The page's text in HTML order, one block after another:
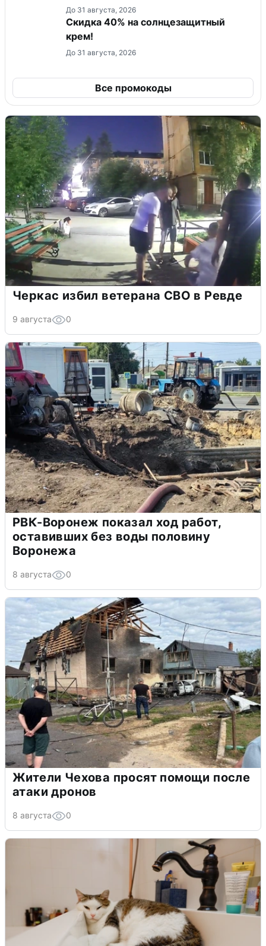
До 31 августа, 2026
Скидка 40% на солнцезащитный
крем!
До 31 августа, 2026
Все промокоды
Черкас избил ветерана СВО в Ревде
9 августа 0
РВК-Воронеж показал ход работ,
оставивших без воды половину
Воронежа
8 августа 0
Жители Чехова просят помощи после
атаки дронов
8 августа 0